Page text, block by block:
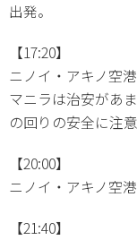
出発。
【17:20】
ニノイ・アキノ空港
マニラは治安があ
の回りの安全に注
【20:00】
ニノイ・アキノ空港
【21:40】